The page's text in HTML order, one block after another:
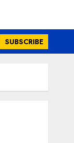
SUBSCRIBE